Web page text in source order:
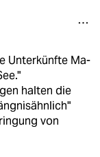
Unterkünfte Ma­
halten die
von